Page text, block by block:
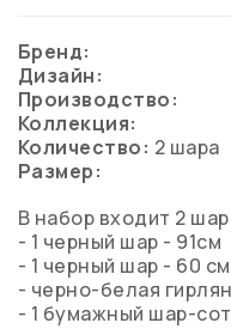
Бренд:
Дизайн:
Производство:
Коллекция:
Количество: 2 шара
Размер:
В набор входит 2
- 1 черный шар - 91см
- 1 черный шар - 60 см
- черно-белая
- 1 бумажный шар-